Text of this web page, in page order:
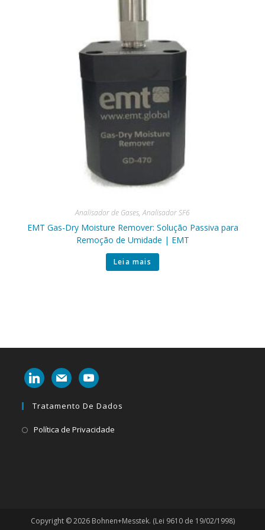
Analisador de Gases,Analisador SF6
EMT Gas-Dry Moisture Remover: Solução Passiva para
Remoção de Umidade | EMT
Leia mais
linkedinmail youtube
Tratamento De Dados
Política de Privacidade
Copyright © 2026 Bohnen+Messtek. (Lei 9610 de 19/02/1998)